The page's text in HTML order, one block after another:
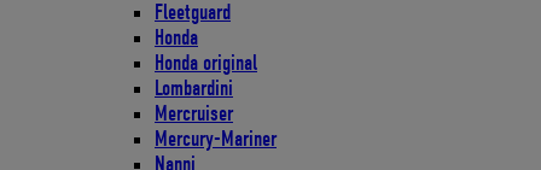
Fleetguard
Honda
Honda original
Lombardini
Mercruiser
Mercury-Mariner
Nanni